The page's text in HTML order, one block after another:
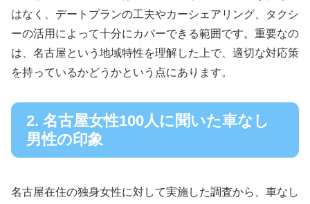
はなく、デートプランの工夫やカーシェアリング、タクシ
ーの活用によって十分にカバーできる範囲です。重要なの
は、名古屋という地域特性を理解した上で、適切な対応策
を持っているかどうかという点にあります。
2. 名古屋女性100人に聞いた車なし
男性の印象
名古屋在住の独身女性に対して実施した調査から、車なし